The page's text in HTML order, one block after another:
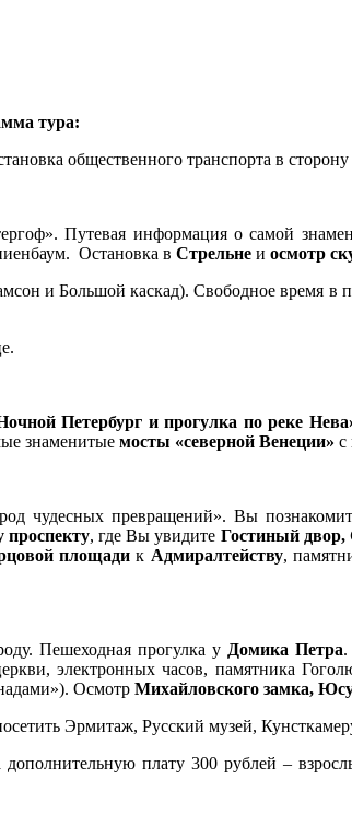
тура:
общественного транспорта в
Путевая информация о самой
Остановка в Стрельне и осмотр
и Большой каскад). Свободное время в
Петербург и прогулка по реке
знаменитые мосты «северной Венеции» с
чудесных превращений». Вы
проспекту, где Вы увидите Гостиный
площади к Адмиралтейству,
Пешеходная прогулка у Домика Петра.
электронных часов, памятника
Осмотр Михайловского замка,
Эрмитаж, Русский музей,
плату 300 рублей –